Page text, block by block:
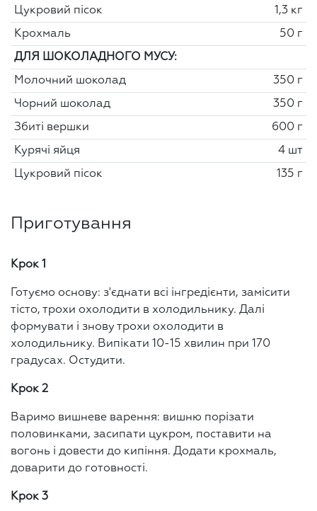
Цукровий пісок 1,3 кг
Крохмаль 50 г
ДЛЯ ШОКОЛАДНОГО МУСУ:
Молочний шоколад 350 г
Чорний шоколад 350 г
Збиті вершки 600 г
Курячі яйця 4 шт
Цукровий пісок 135 г
Приготування
Крок 1
Готуємо основу: з'єднати всі інгредієнти, замісити
тісто, трохи охолодити в холодильнику. Далі
формувати і знову трохи охолодити в
холодильнику. Випікати 10-15 хвилин при 170
градусах. Остудити.
Крок 2
Варимо вишневе варення: вишню порізати
половинками, засипати цукром, поставити на
вогонь і довести до кипіння. Додати крохмаль,
доварити до готовності.
Крок 3